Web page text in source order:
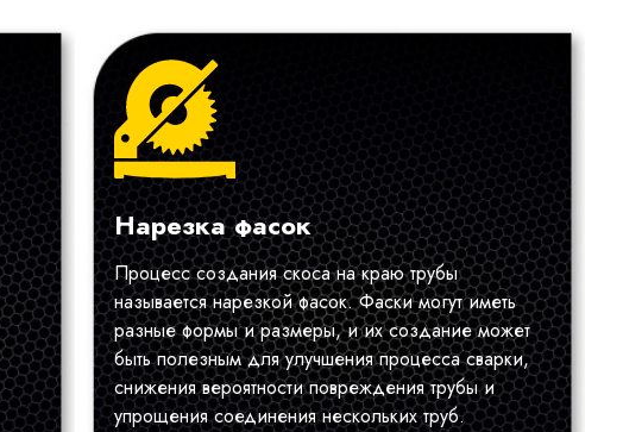
Нарезка фасок
Процесс создания скоса на краю трубы
называется нарезкой фасок. Фаски могут иметь
разные формы и размеры, и их создание может
быть полезным для улучшения процесса сварки,
снижения вероятности повреждения трубы и
упрощения соединения нескольких труб.